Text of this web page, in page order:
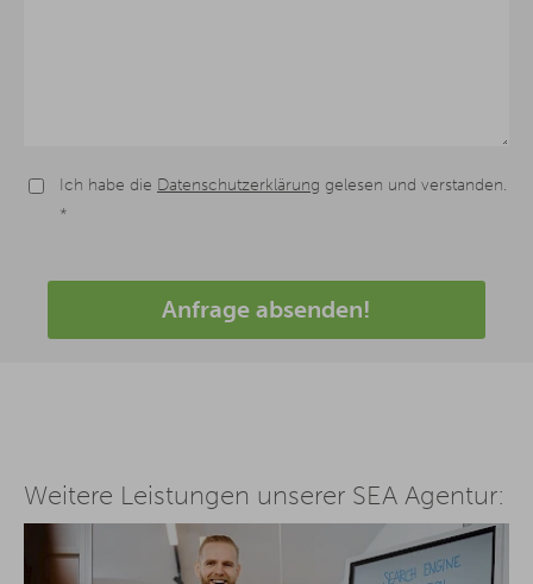
Ich habe die Datenschutzerklärung gelesen und verstanden.
*
Anfrage absenden!
Weitere Leistungen unserer SEA Agentur: